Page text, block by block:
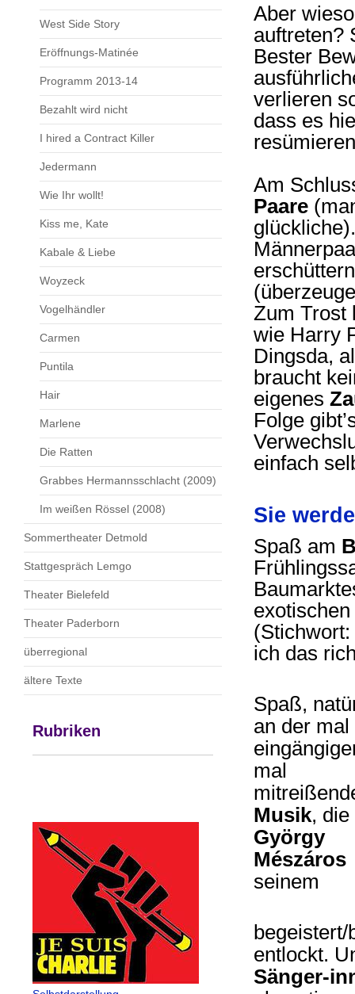
West Side Story
Eröffnungs-Matinée
Programm 2013-14
Bezahlt wird nicht
I hired a Contract Killer
Jedermann
Wie Ihr wollt!
Kiss me, Kate
Kabale & Liebe
Woyzeck
Vogelhändler
Carmen
Puntila
Hair
Marlene
Die Ratten
Grabbes Hermannsschlacht (2009)
Im weißen Rössel (2008)
Sommertheater Detmold
Stattgespräch Lemgo
Theater Bielefeld
Theater Paderborn
überregional
ältere Texte
Rubriken
Aber
auftreten?
Bester
verlieren
dass es
Am
Paare
Zum Trost
wie Harry
Dingsda,
braucht
eigenes
Folge
einfach
Sie
Spaß am
ich das
Spaß,
an der mal
mal
Musik, die
György
Mészáros
seinem
entlockt.
Sänger-